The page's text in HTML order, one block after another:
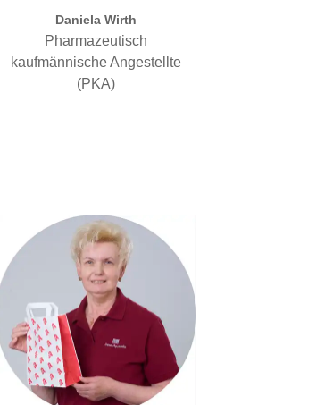
Daniela Wirth
Pharmazeutisch
kaufmännische Angestellte
(PKA)